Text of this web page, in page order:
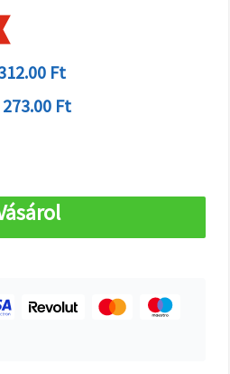
Ft
273.00 Ft